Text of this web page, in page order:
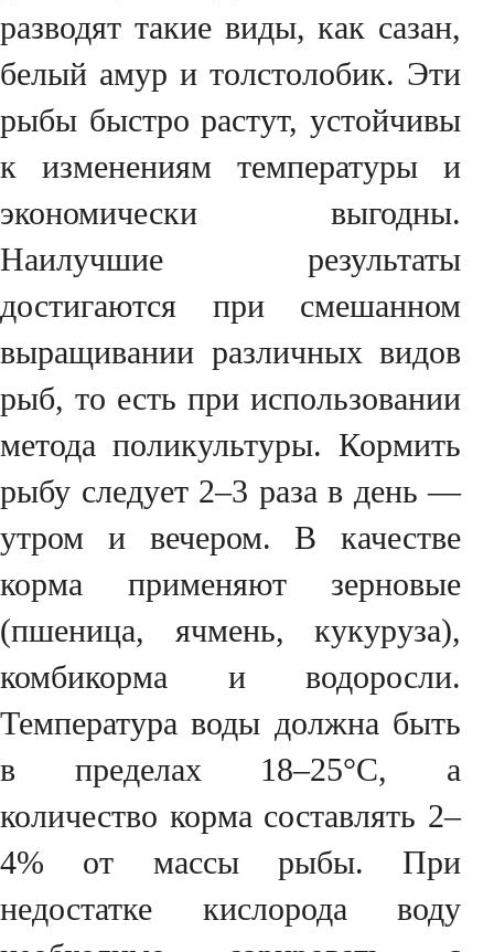
разводят такие виды, как сазан,
белый амур и толстолобик. Эти
рыбы быстро растут, устойчивы
к изменениям температуры и
экономически выгодны.
Наилучшие результаты
достигаются при смешанном
выращивании различных видов
рыб, то есть при использовании
метода поликультуры. Кормить
рыбу следует 2–3 раза в день —
утром и вечером. В качестве
корма применяют зерновые
(пшеница, ячмень, кукуруза),
комбикорма и водоросли.
Температура воды должна быть
в пределах 18–25°C, а
количество корма составлять 2–
4% от массы рыбы. При
недостатке кислорода воду